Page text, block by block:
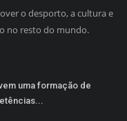
o desporto, a cultura e
no resto do mundo.
uma formação de